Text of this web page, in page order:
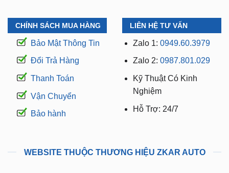
CHÍNH SÁCH MUA HÀNG
Bảo Mật Thông Tin
Đổi Trả Hàng
Thanh Toán
Vận Chuyển
Bảo hành
LIÊN HỆ TƯ VẤN
Zalo 1: 0949.60.3979
Zalo 2: 0987.801.029
Kỹ Thuật Có Kinh
Nghiệm
Hỗ Trợ: 24/7
WEBSITE THUỘC THƯƠNG HIỆU ZKAR AUTO